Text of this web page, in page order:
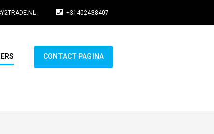
+31402438407
CONTACT PAGINA